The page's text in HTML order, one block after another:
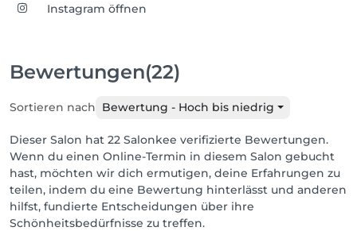
Instagram öffnen
Bewertungen(22)
Sortieren nach Bewertung - Hoch bis niedrig
Dieser Salon hat 22 Salonkee verifizierte Bewertungen.
Wenn du einen Online-Termin in diesem Salon gebucht
hast, möchten wir dich ermutigen, deine Erfahrungen zu
teilen, indem du eine Bewertung hinterlässt und anderen
hilfst, fundierte Entscheidungen über ihre
Schönheitsbedürfnisse zu treffen.